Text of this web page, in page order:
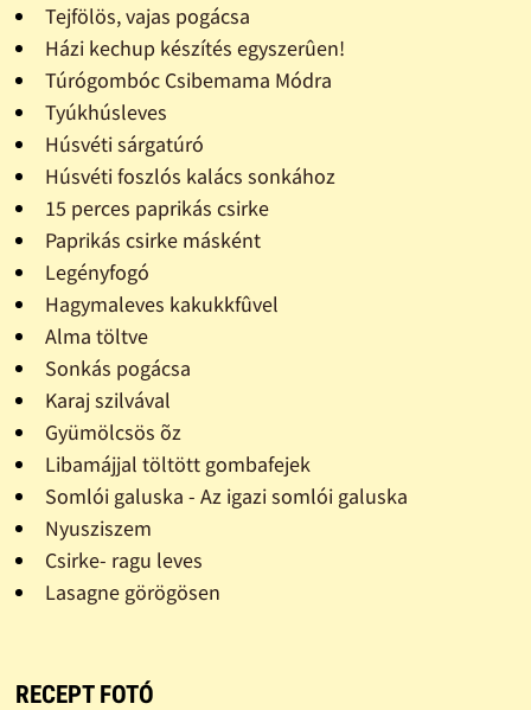
Tejfölös, vajas pogácsa
Házi kechup készítés egyszerûen!
Túrógombóc Csibemama Módra
Tyúkhúsleves
Húsvéti sárgatúró
Húsvéti foszlós kalács sonkához
15 perces paprikás csirke
Paprikás csirke másként
Legényfogó
Hagymaleves kakukkfûvel
Alma töltve
Sonkás pogácsa
Karaj szilvával
Gyümölcsös õz
Libamájjal töltött gombafejek
Somlói galuska - Az igazi somlói galuska
Nyusziszem
Csirke- ragu leves
Lasagne görögösen
RECEPT FOTÓ